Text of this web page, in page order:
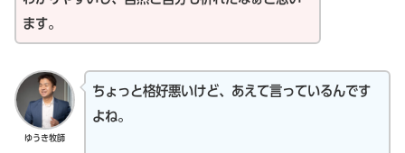
ます。
ゆうき牧師
ちょっと格好悪いけど、あえて言っているんです
よね。